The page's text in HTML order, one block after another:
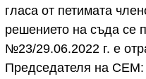
гласа от петимата
решението на съда се
№23/29.06.2022 г. е
Председателя на СЕМ: